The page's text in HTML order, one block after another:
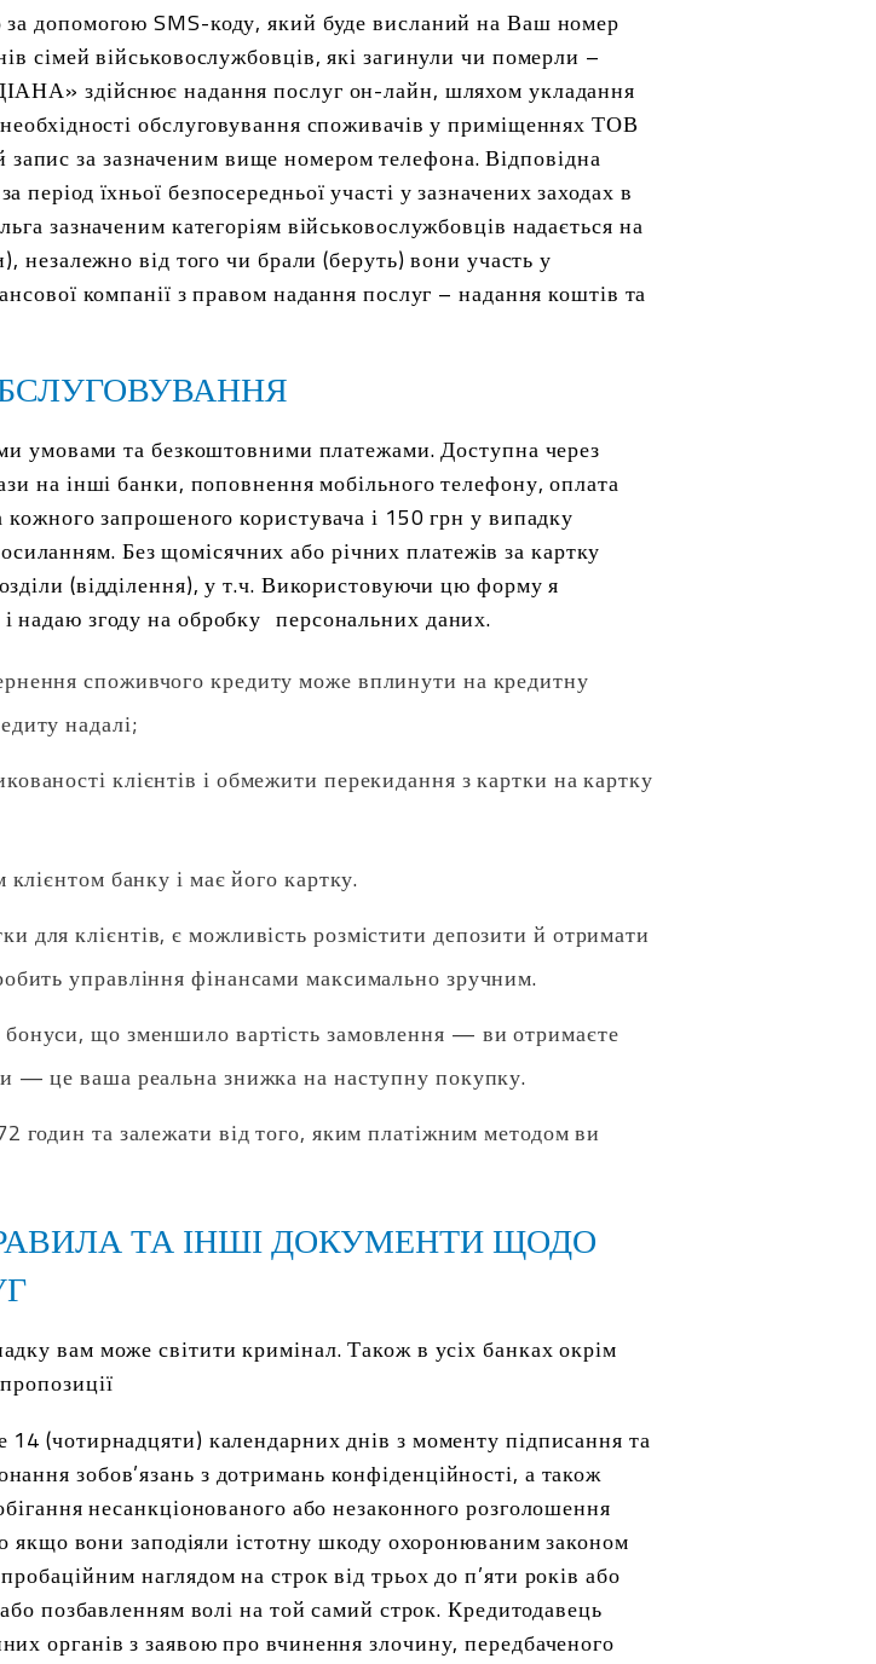
допомогою SMS-коду, який буде висланий на Ваш номер
сімей військовослужбовців, які загинули чи померли –
здійснює надання послуг он-лайн, шляхом укладання
обслуговування споживачів у приміщеннях ТОВ
за зазначеним вище номером телефона. Відповідна
їхньої безпосередньої участі у зазначених заходах в
зазначеним категоріям військовослужбовців надається на
незалежно від того чи брали (беруть) вони участь у
компанії з правом надання послуг – надання коштів та
умовами та безкоштовними платежами. Доступна через
на інші банки, поповнення мобільного телефону, оплата
запрошеного користувача і 150 грн у випадку
Без щомісячних або річних платежів за картку
(відділення), у т.ч. Використовуючи цю форму я
надаю згоду на обробку персональних даних.
споживчого кредиту може вплинути на кредитну
надалі;
клієнтів і обмежити перекидання з картки на картку
банку і має його картку.
для клієнтів, є можливість розмістити депозити й отримати
управління фінансами максимально зручним.
що зменшило вартість замовлення — ви отримаєте
— це ваша реальна знижка на наступну покупку.
годин та залежати від того, яким платіжним методом ви
ТА ІНШІ ДОКУМЕНТИ ЩОДО
вам може світити кримінал. Також в усіх банках окрім
(чотирнадцяти) календарних днів з моменту підписання та
зобов’язань з дотримань конфіденційності, а також
несанкціонованого або незаконного розголошення
якщо вони заподіяли істотну шкоду охоронюваним законом
наглядом на строк від трьох до п’яти років або
позбавленням волі на той самий строк. Кредитодавець
органів з заявою про вчинення злочину, передбаченого